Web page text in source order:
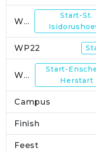
WP21
Start-St.
WP22
WP23
Start-
Herstart
Campus
Finish
Feest